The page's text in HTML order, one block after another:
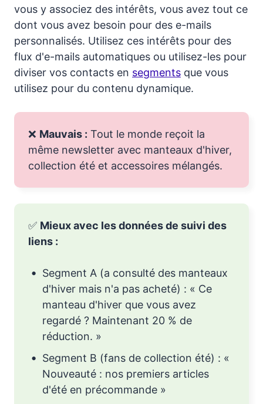
vous y associez des intérêts, vous avez tout ce
dont vous avez besoin pour des e-mails
personnalisés. Utilisez ces intérêts pour des
flux d'e-mails automatiques ou utilisez-les pour
diviser vos contacts en segments que vous
utilisez pour du contenu dynamique.
❌ Mauvais : Tout le monde reçoit la
même newsletter avec manteaux d'hiver,
collection été et accessoires mélangés.
✅ Mieux avec les données de suivi des
liens :
Segment A (a consulté des manteaux
d'hiver mais n'a pas acheté) : « Ce
manteau d'hiver que vous avez
regardé ? Maintenant 20 % de
réduction. »
Segment B (fans de collection été) : «
Nouveauté : nos premiers articles
d'été en précommande »